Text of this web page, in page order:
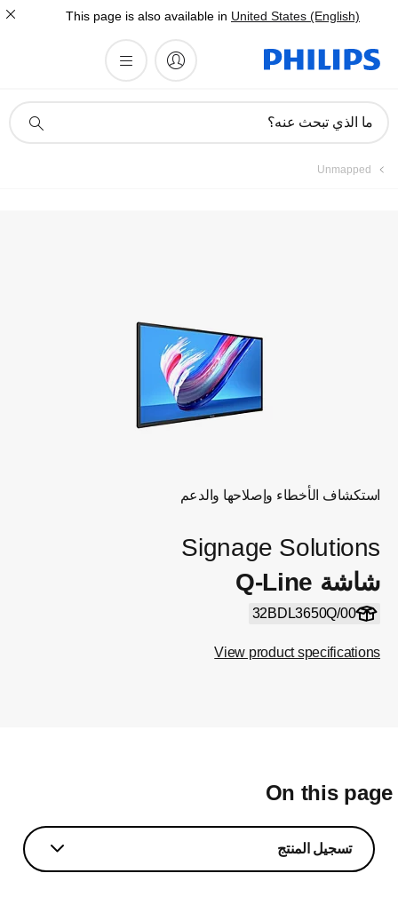
This page is also available in United States (English)
دعم
ما الذي تبحث عنه؟
Unmapped
استكشاف الأخطاء وإصلاحها والدعم
Signage Solutions
شاشة Q-Line
32BDL3650Q/00
View product specifications
On this
تسجيل المنتج